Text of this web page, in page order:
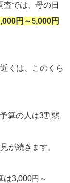
査では、母の日
円～5,000円
くは、このくら
算の人は3割弱
が続きます。
は3,000円～